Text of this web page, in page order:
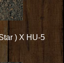
) X HU-5